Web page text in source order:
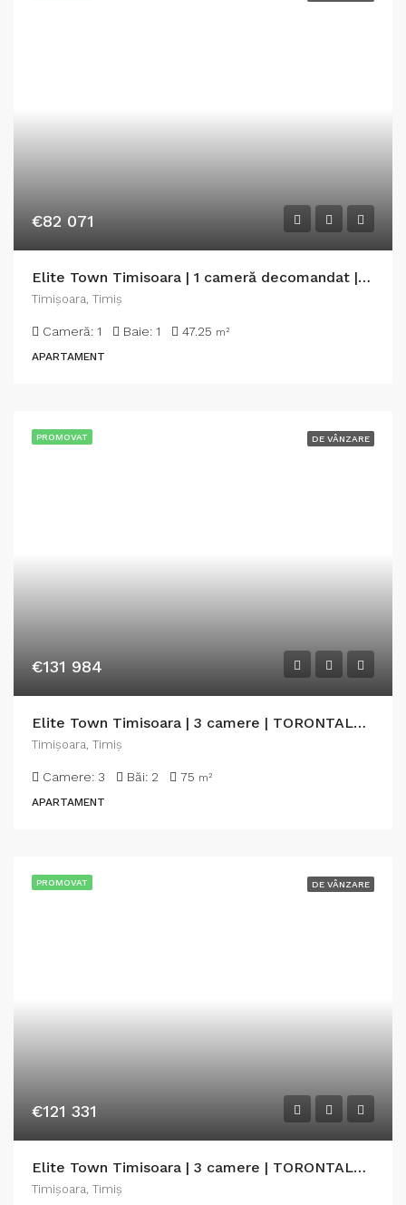
€82 071
Elite Town Timisoara | 1 cameră decomandat | TORONTALULUI – METRO 2
Timişoara, Timiș
Cameră: 1 Baie: 1 47.25 m²
APARTAMENT
PROMOVAT DE VÂNZARE
€131 984
Elite Town Timisoara | 3 camere | TORONTALULUI – METRO 2
Timişoara, Timiș
Camere: 3 Băi: 2 75 m²
APARTAMENT
PROMOVAT DE VÂNZARE
€121 331
Elite Town Timisoara | 3 camere | TORONTALULUI – METRO 2
Timişoara, Timiș